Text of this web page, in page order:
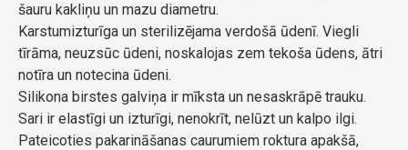
šauru kakliņu un mazu diametru.
Karstumizturīga un sterilizējama verdošā ūdenī. Viegli
tīrāma, neuzsūc ūdeni, noskalojas zem tekoša ūdens, ātri
notīra un notecina ūdeni.
Silikona birstes galviņa ir mīksta un nesaskrāpē trauku.
Sari ir elastīgi un izturīgi, nenokrīt, nelūzt un kalpo ilgi.
Pateicoties pakarināšanas caurumiem roktura apakšā,